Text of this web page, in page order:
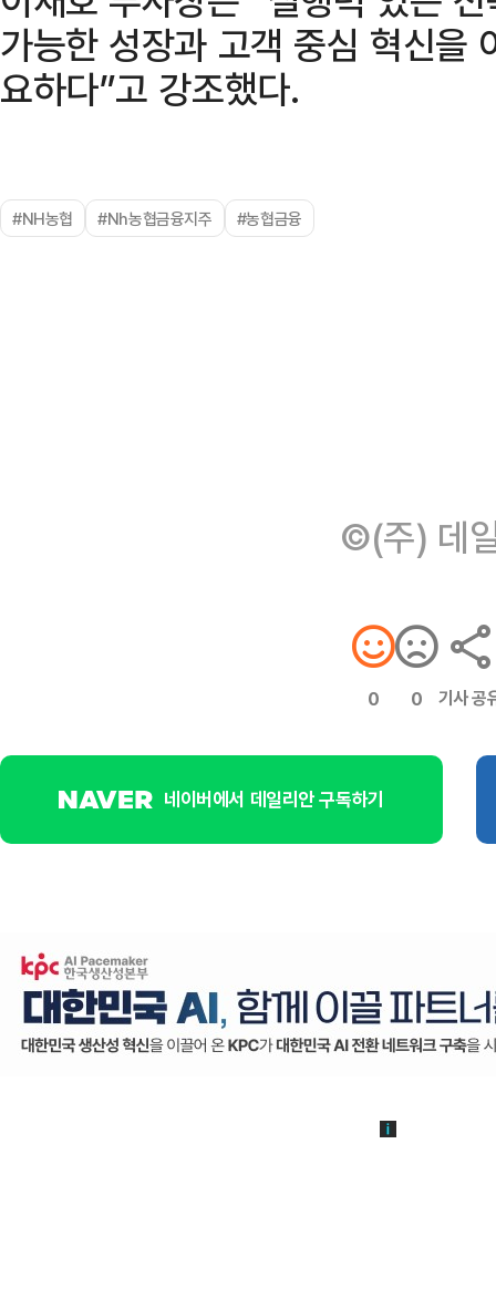
가능한 성장과 고객 중심 혁신을
요하다”고 강조했다.
#NH농협 #Nh농협금융지주 #농협금융
©(주) 데
0 0 기사 공
네이버에서 데일리안 구독하기